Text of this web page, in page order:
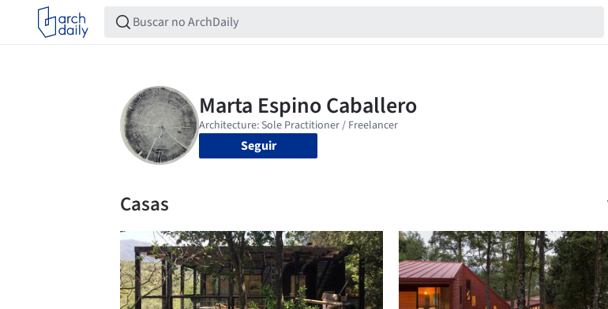
Seguir
Casas